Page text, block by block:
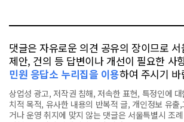
댓글은 자유로운 의견 공유의 장이므로
제안, 건의 등 답변이나 개선이 필요한 사
민원 응답소 누리집을 이용하여 주시기 바
상업성 광고, 저작권 침해, 저속한 표현, 특정인에
치적 목적, 유사한 내용의 반복적 글, 개인정보 유출
거나 운영 취지에 맞지 않는 댓글은 서울특별시 조